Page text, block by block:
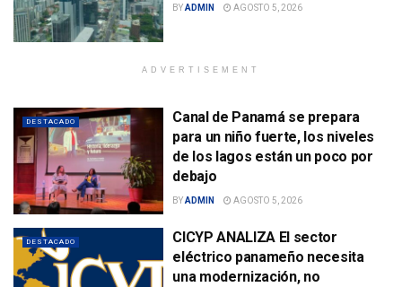
BYADMIN AGOSTO 5, 2026
ADVERTISEMENT
DESTACADO
Canal de Panamá se prepara
para un niño fuerte, los niveles
de los lagos están un poco por
debajo
BYADMIN AGOSTO 5, 2026
DESTACADO
CICYP ANALIZA El sector
eléctrico panameño necesita
una modernización, no